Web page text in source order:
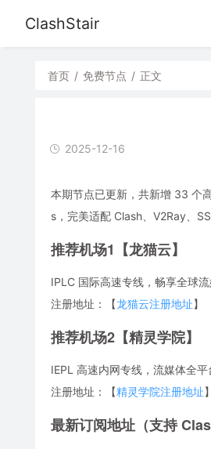
ClashStair
首页 / 免费节点 / 正文
2025-12-16
本期节点已更新，共新增 33 个
s，完美适配 Clash、V2Ray、
推荐机场1【龙猫云】
IPLC 国际高速专线，畅享全球
注册地址：【龙猫云注册地址】
推荐机场2【精灵学院】
IEPL 高速内网专线，流媒体全
注册地址：【精灵学院注册地址】
最新订阅地址（支持